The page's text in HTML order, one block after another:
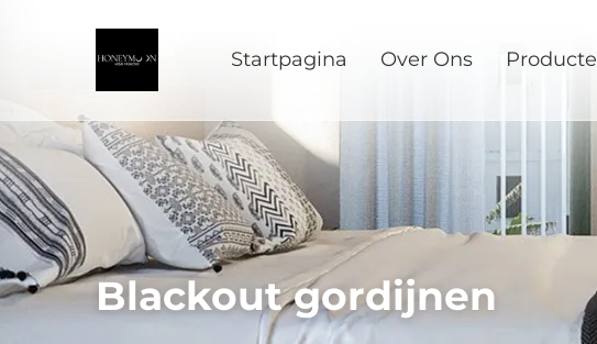
Startpagina Over Ons
Blackout gordijnen